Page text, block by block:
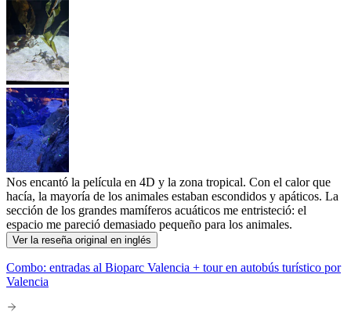
Nos encantó la película en 4D y la zona tropical. Con el calor que
hacía, la mayoría de los animales estaban escondidos y apáticos. La
sección de los grandes mamíferos acuáticos me entristeció: el
espacio me pareció demasiado pequeño para los animales.
Ver la reseña original en inglés
Combo: entradas al Bioparc Valencia + tour en autobús turístico por
Valencia